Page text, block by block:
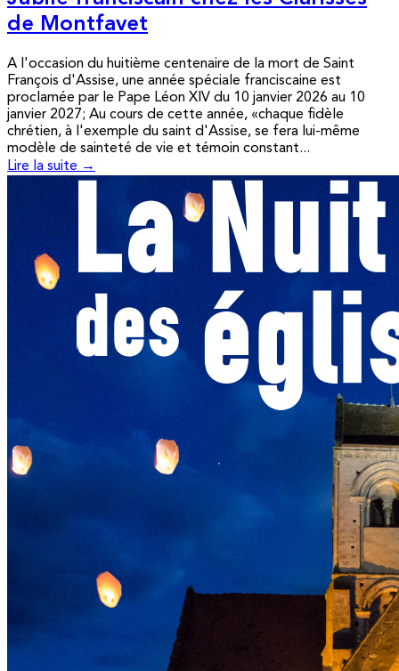
de Montfavet
A l'occasion du huitième centenaire de la mort de Saint
François d'Assise, une année spéciale franciscaine est
proclamée par le Pape Léon XIV du 10 janvier 2026 au 10
janvier 2027; Au cours de cette année, «chaque fidèle
chrétien, à l'exemple du saint d'Assise, se fera lui-même
modèle de sainteté de vie et témoin constant...
Lire la suite →